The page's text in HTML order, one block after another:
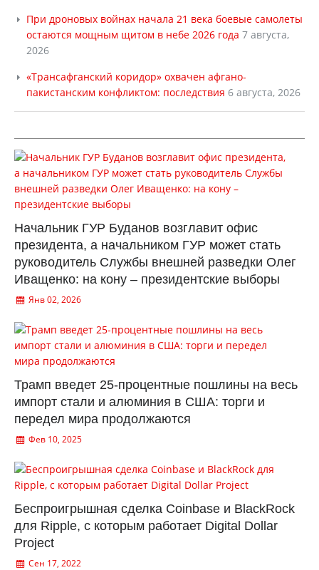
При дроновых войнах начала 21 века боевые самолеты
остаются мощным щитом в небе 2026 года 7 августа,
2026
«Трансафганский коридор» охвачен афгано-
пакистанским конфликтом: последствия 6 августа, 2026
Начальник ГУР Буданов возглавит офис
президента, а начальником ГУР может стать
руководитель Службы внешней разведки Олег
Иващенко: на кону – президентские выборы
Янв 02, 2026
Трамп введет 25-процентные пошлины на весь
импорт стали и алюминия в США: торги и
передел мира продолжаются
Фев 10, 2025
Беспроигрышная сделка Coinbase и BlackRock
для Ripple, с которым работает Digital Dollar
Project
Сен 17, 2022